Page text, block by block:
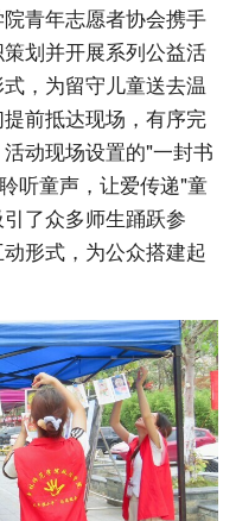
青年志愿者协会携手
划并开展系列公益活
，为留守儿童送去温
前抵达现场，有序完
动现场设置的"一封书
听童声，让爱传递"童
了众多师生踊跃参
形式，为公众搭建起